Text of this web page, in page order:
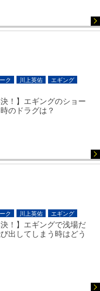
ク 川上英佑
エギング
決！】エギングのショー
のドラグは？
ク 川上英佑 エギング
決！】エギングで浅場だ
出してしまう時はどう